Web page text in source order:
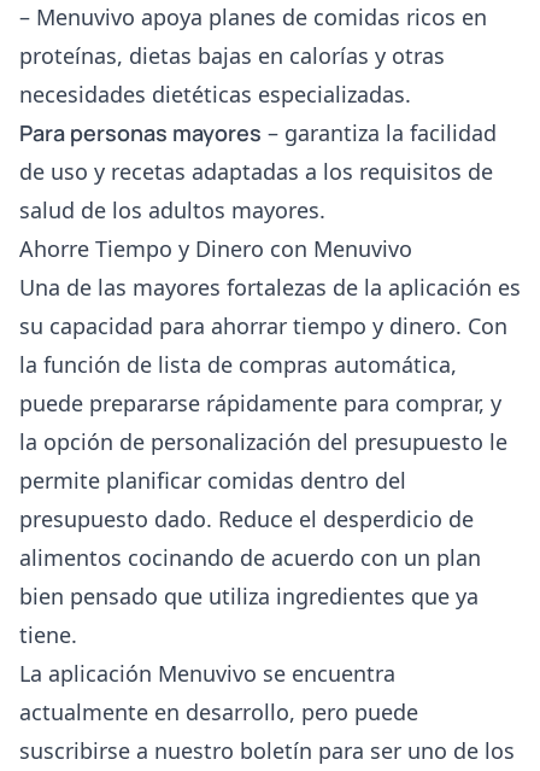
– Menuvivo apoya planes de comidas ricos en
proteínas, dietas bajas en calorías y otras
necesidades dietéticas especializadas.
Para personas mayores – garantiza la facilidad
de uso y recetas adaptadas a los requisitos de
salud de los adultos mayores.
Ahorre Tiempo y Dinero con Menuvivo
Una de las mayores fortalezas de la aplicación es
su capacidad para ahorrar tiempo y dinero. Con
la función de lista de compras automática,
puede prepararse rápidamente para comprar, y
la opción de personalización del presupuesto le
permite planificar comidas dentro del
presupuesto dado. Reduce el desperdicio de
alimentos cocinando de acuerdo con un plan
bien pensado que utiliza ingredientes que ya
tiene.
La aplicación Menuvivo se encuentra
actualmente en desarrollo, pero puede
suscribirse a nuestro boletín para ser uno de los